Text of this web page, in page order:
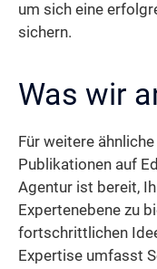
um sich eine
sichern.
Was wir
Für weitere
Publikationen auf
Agentur ist bereit,
Expertenebene zu
fortschrittlichen
Expertise umfasst